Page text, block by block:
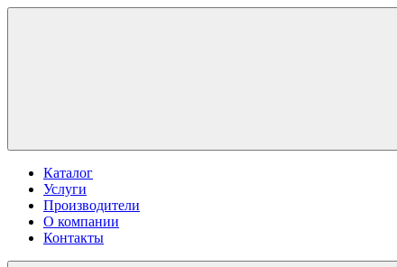
Каталог
Услуги
Производители
О компании
Контакты